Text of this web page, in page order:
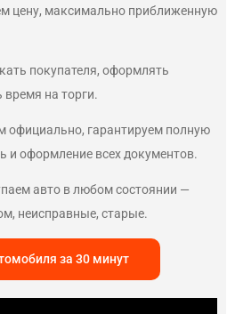
цену, максимально приближенную
покупателя, оформлять
время на торги.
официально, гарантируем полную
и оформление всех документов.
авто в любом состоянии —
неисправные, старые.
за 30 минут